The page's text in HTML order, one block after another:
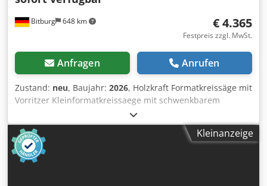
Bitburg 648 km € 4.365
Festpreis zzgl. MwSt.
Anfragen Anrufen
Zustand: neu, Baujahr: 2026, Holzkraft Formatkreissäge mit
Vorritzer Kleinformatkreissaege mit schwenkbarem
Saegeblatt und hochwertigem Formatschiebeschlitten aus
eloxiertem Aluminium Crsdpfx Aloih Dwvjcsf Schnittebene
der Kleinformatkreissaege direkt am Rolltisch
Praezisionsgefuehrter Format-Schiebeschlitten aus
Aluminium, serienmaessig eloxiert Grossflaechiger
Kleinanzeige